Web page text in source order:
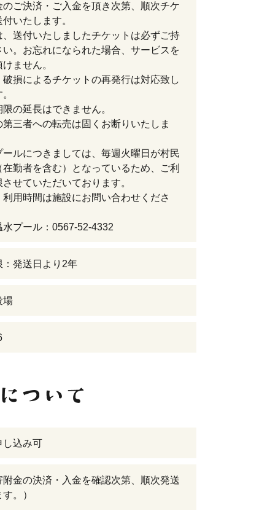
のご決済・ご入金を頂き次第、順次チケ
いたします。
、送付いたしましたチケットは必ずご持
い。お忘れになられた場合、サービスを
ません。
破損によるチケットの再発行は対応致し
限の延長はできません。
第三者への転売は固くお断りいたしま
ールにつきましては、毎週火曜日が村民
在勤者を含む）となっているため、ご利
させていただいております。
利用時間は施設にお問い合わせくださ
水プール：0567-52-4332
：発送日より2年
場
し込み可
附金の決済・入金を確認次第、順次発送
。）